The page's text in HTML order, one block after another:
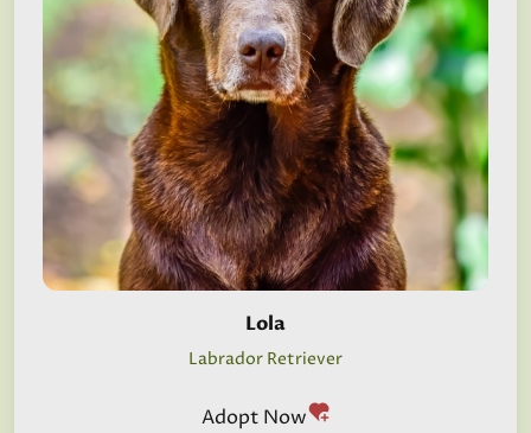
Lola
Labrador Retriever
Adopt Now